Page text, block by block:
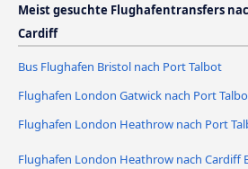
Meist gesuchte Flughafentransfers
Cardiff
Bus Flughafen Bristol nach Port Talbot
Flughafen London Gatwick nach Port
Flughafen London Heathrow nach Port
Flughafen London Heathrow nach Cardiff